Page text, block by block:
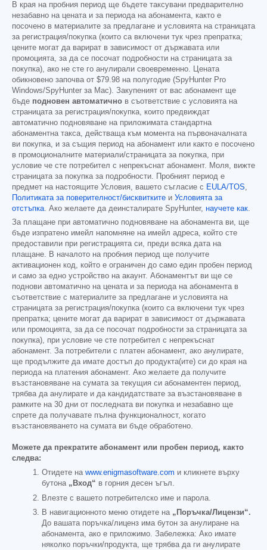
В края на пробния период ще бъдете таксувани предварително
незабавно на цената и за периода на абонамента, както е
посочено в материалите за предлагане и условията на страницата
за регистрация/покупка (които са включени тук чрез препратка;
цените могат да варират в зависимост от държавата или
промоцията, за да се посочат подробности на страницата за
покупка), ако не сте го анулирали своевременно. Цената
обикновено започва от $79.98 на полугодие (SpyHunter Pro
Windows/SpyHunter за Mac). Закупеният от вас абонамент ще
бъде подновен автоматично в съответствие с условията на
страницата за регистрация/покупка, които предвиждат
автоматично подновяване на приложимата стандартна
абонаментна такса, действаща към момента на първоначалната
ви покупка, и за същия период на абонамент или както е посочено
в промоционалните материали/страницата за покупка, при
условие че сте потребител с непрекъснат абонамент. Моля, вижте
страницата за покупка за подробности. Пробният период е
предмет на настоящите Условия, вашето съгласие с EULA/TOS,
Политиката за поверителност/бисквитките и Условията за
отстъпка. Ако желаете да деинсталирате SpyHunter, научете как.
За плащане при автоматично подновяване на абонамента ви, ще
бъде изпратено имейл напомняне на имейл адреса, който сте
предоставили при регистрацията си, преди всяка дата на
плащане. В началото на пробния период ще получите
активационен код, който е ограничен до само един пробен период
и само за едно устройство на акаунт. Абонаментът ви ще се
поднови автоматично на цената и за периода на абонамента в
съответствие с материалите за предлагане и условията на
страницата за регистрация/покупка (които са включени тук чрез
препратка; цените могат да варират в зависимост от държавата
или промоцията, за да се посочат подробности за страницата за
покупка), при условие че сте потребител с непрекъснат
абонамент. За потребители с платен абонамент, ако анулирате,
ще продължите да имате достъп до продукта(ите) си до края на
периода на платения абонамент. Ако желаете да получите
възстановяване на сумата за текущия си абонаментен период,
трябва да анулирате и да кандидатствате за възстановяване в
рамките на 30 дни от последната ви покупка и незабавно ще
спрете да получавате пълна функционалност, когато
възстановяването на сумата ви бъде обработено.
Можете да прекратите абонамент или пробен период, както
следва:
Отидете на www.enigmasoftware.com и кликнете върху
бутона „Вход“ в горния десен ъгъл.
Влезте с вашето потребителско име и парола.
В навигационното меню отидете на „Поръчка/Лицензи“.
До вашата поръчка/лиценз има бутон за анулиране на
абонамента, ако е приложимо. Забележка: Ако имате
няколко поръчки/продукта, ще трябва да ги анулирате